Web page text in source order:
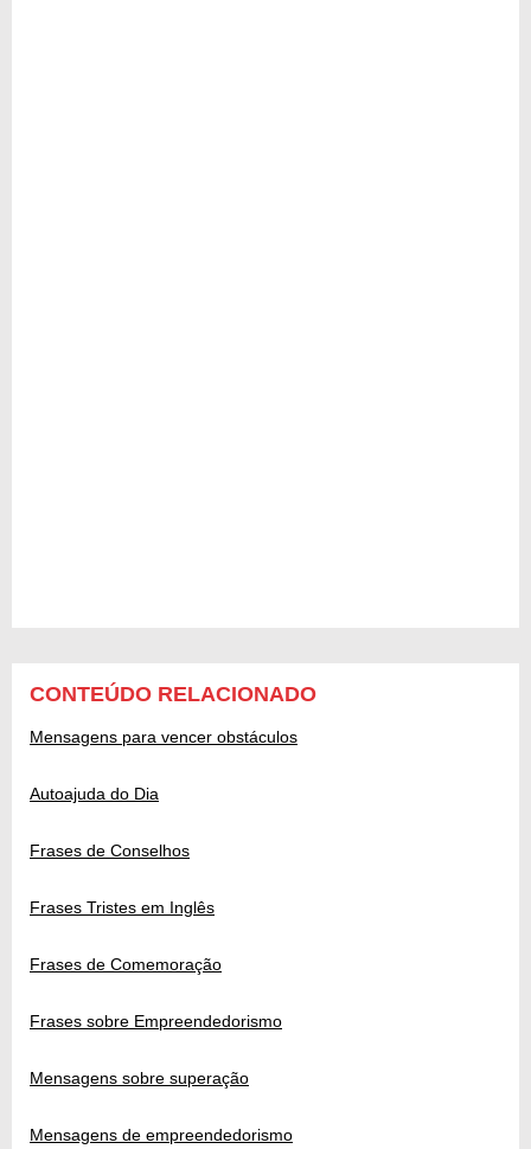
CONTEÚDO RELACIONADO
Mensagens para vencer obstáculos
Autoajuda do Dia
Frases de Conselhos
Frases Tristes em Inglês
Frases de Comemoração
Frases sobre Empreendedorismo
Mensagens sobre superação
Mensagens de empreendedorismo